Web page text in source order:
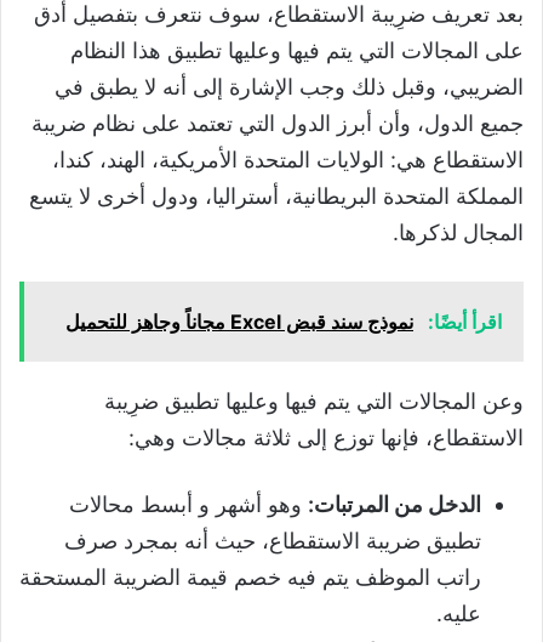
بعد تعريف ضرِيبة الاستقطاع، سوف نتعرف بتفصيل أدق
على المجالات التي يتم فيها وعليها تطبيق هذا النظام
الضريبي، وقبل ذلك وجب الإشارة إلى أنه لا يطبق في
جميع الدول، وأن أبرز الدول التي تعتمد على نظام ضريبة
الاستقطاع هي: الولايات المتحدة الأمريكية، الهند، كندا،
المملكة المتحدة البريطانية، أستراليا، ودول أخرى لا يتسع
المجال لذكرها.
اقرأ أيضًا: نموذج سند قبض Excel مجاناً وجاهز للتحميل
وعن المجالات التي يتم فيها وعليها تطبيق ضرِيبة
الاستقطاع، فإنها توزع إلى ثلاثة مجالات وهي:
الدخل من المرتبات: وهو أشهر و أبسط محالات
تطبيق ضريبة الاستقطاع، حيث أنه بمجرد صرف
راتب الموظف يتم فيه خصم قيمة الضريبة المستحقة
عليه.